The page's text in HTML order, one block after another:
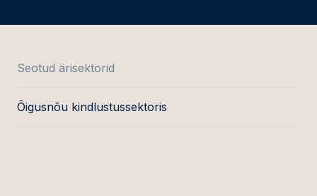
Seotud ärisektorid
Õigusnõu kindlustussektoris